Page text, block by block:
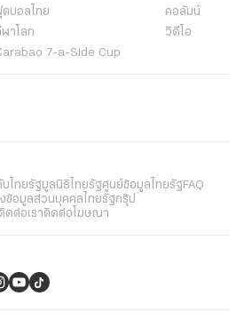
บอลไทย
คอลัมน์
าโลก
วิดีโอ
7-a-Side Cup
บไทยรัฐมูลนิธิไทยรัฐศูนย์ข้อมูลไทยรัฐFAQ
ข้อมูลส่วนบุคคลไทยรัฐกรุ๊ป
ติดต่อเราติดต่อโฆษณา